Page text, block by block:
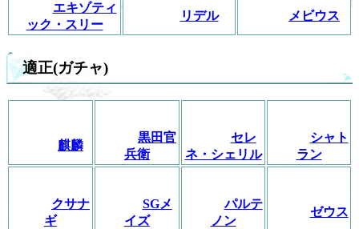
エキゾティ
ック・スリー
リデル メビウス
適正(ガチャ)
麒麟
黒田官
兵衛
セレ
ネ・シェリル
シャト
ラン
クサナ
ギ
SGメ
イズ
パルテ
ノン
ゼウス